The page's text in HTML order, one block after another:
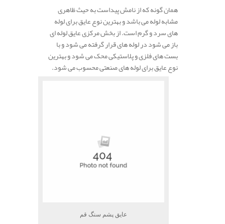
همان گونه که از نامش پیداست به حیث ظاهری
مشابه لوله می باشد و بهترین نوع عایق برای لوله
های سرد و گرم است. از بخش مرکزی عایق لوله ای
باز می شود در لوله های قرار گرفته می شود و با
بست های فلزی و پلاستیکی محک می شود و بهترین
نوع عایق برای لوله های صنعتی محسوب می شود.
عایق پشم سنگ قم